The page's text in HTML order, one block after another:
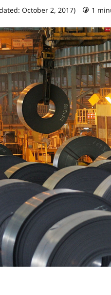
October 2, 2017) 1